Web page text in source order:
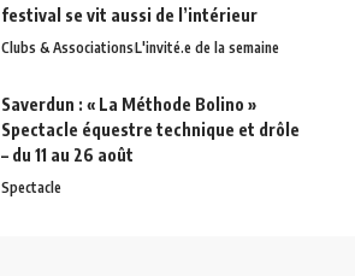
festival se vit aussi de l’intérieur
Clubs & AssociationsL'invité.e de la semaine
Saverdun : « La Méthode Bolino »
Spectacle équestre technique et drôle
– du 11 au 26 août
Spectacle